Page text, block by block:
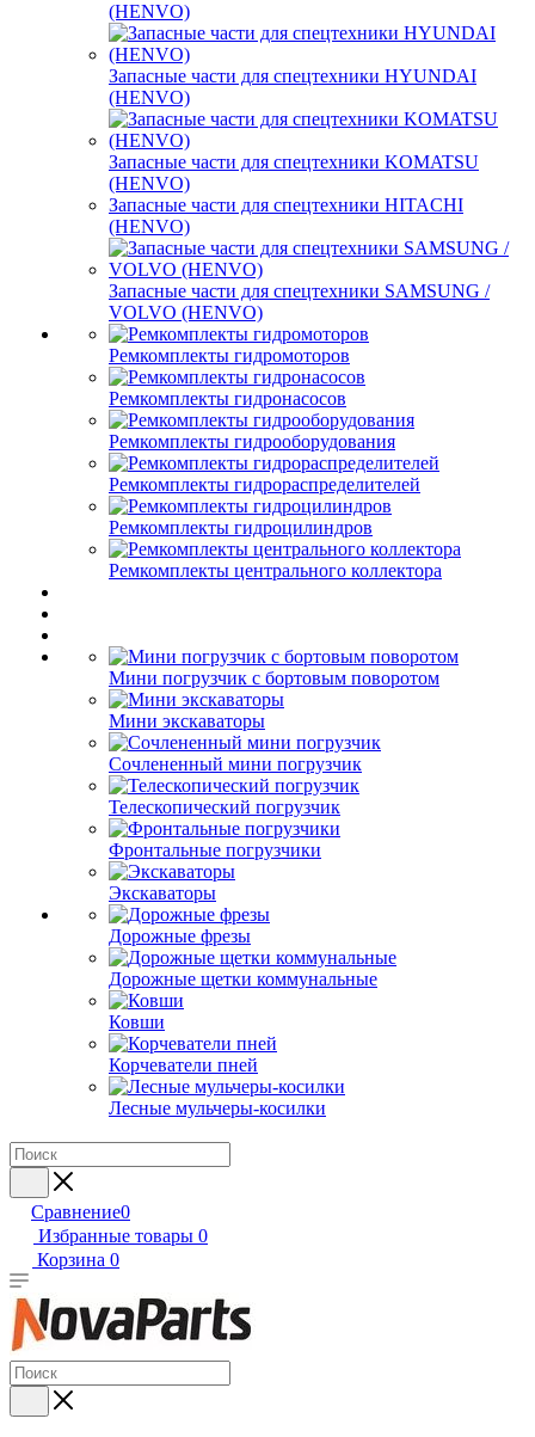
(HENVO)
Запасные части для спецтехники HYUNDAI
(HENVO)
Запасные части для спецтехники KOMATSU
(HENVO)
Запасные части для спецтехники HITACHI
(HENVO)
Запасные части для спецтехники SAMSUNG /
VOLVO (HENVO)
Ремкомплекты гидромоторов
Ремкомплекты гидронасосов
Ремкомплекты гидрооборудования
Ремкомплекты гидрораспределителей
Ремкомплекты гидроцилиндров
Ремкомплекты центрального коллектора
Мини погрузчик с бортовым поворотом
Мини экскаваторы
Сочлененный мини погрузчик
Телескопический погрузчик
Фронтальные погрузчики
Экскаваторы
Дорожные фрезы
Дорожные щетки коммунальные
Ковши
Корчеватели пней
Лесные мульчеры-косилки
Сравнение0
Избранные товары 0
Корзина 0